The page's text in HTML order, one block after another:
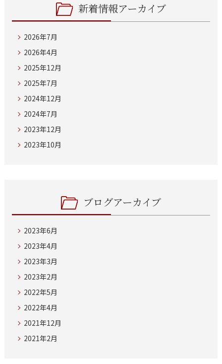
新着情報アーカイブ
2026年7月
2026年4月
2025年12月
2025年7月
2024年12月
2024年7月
2023年12月
2023年10月
ブログアーカイブ
2023年6月
2023年4月
2023年3月
2023年2月
2022年5月
2022年4月
2021年12月
2021年2月